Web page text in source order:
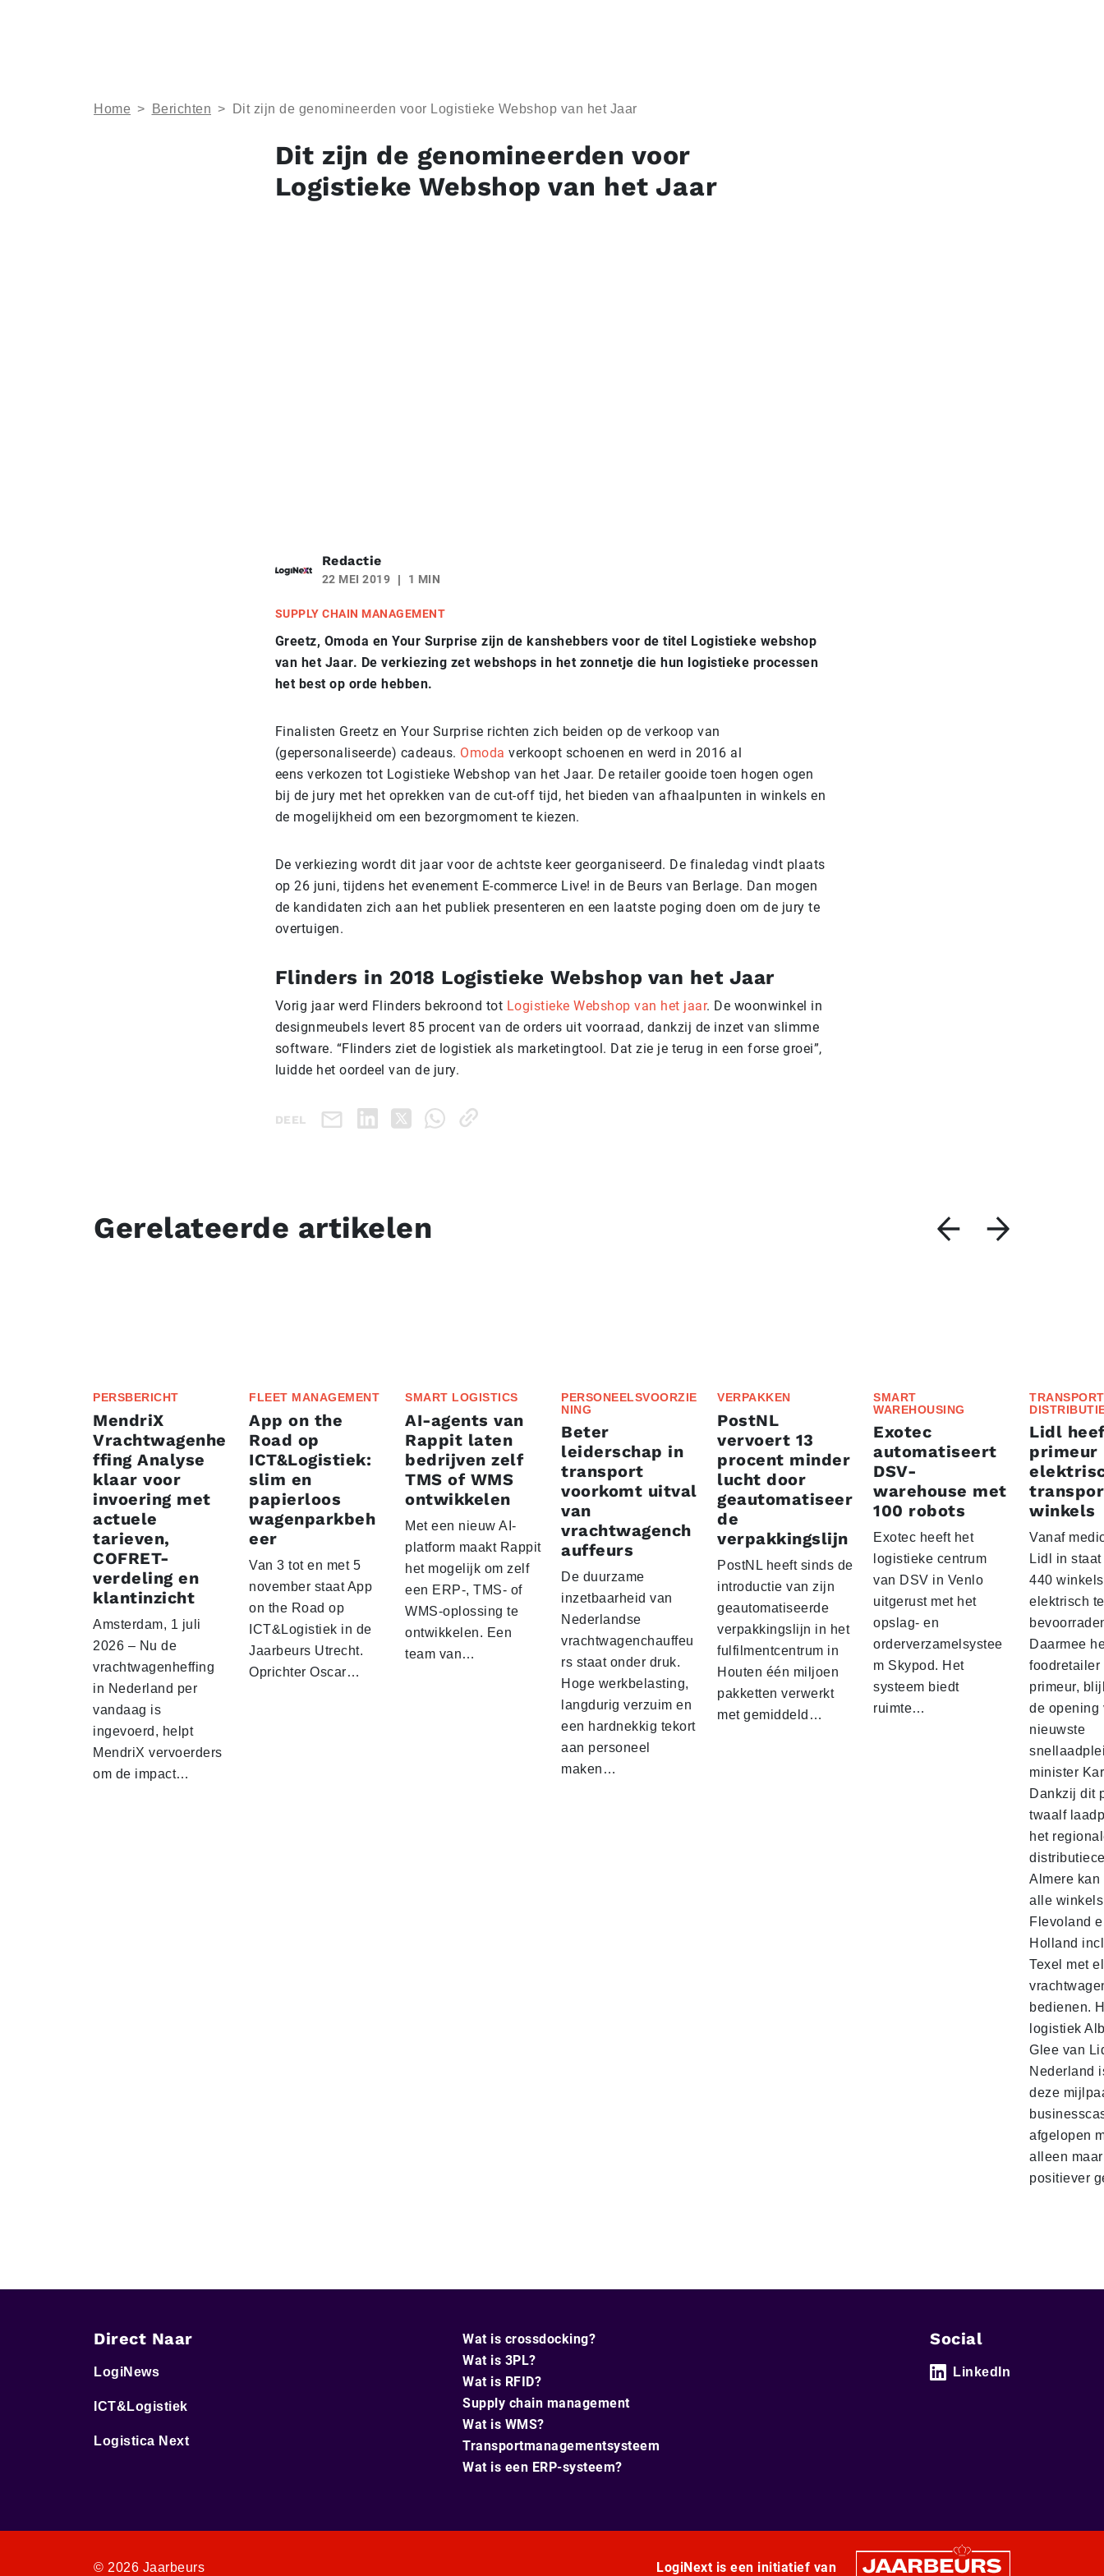
Home > Berichten > Dit zijn de genomineerden voor Logistieke Webshop van het Jaar
Dit zijn de genomineerden voor
Logistieke Webshop van het Jaar
Redactie
22 MEI 2019 1 MIN
SUPPLY CHAIN MANAGEMENT
Greetz, Omoda en Your Surprise zijn de kanshebbers voor de titel Logistieke webshop
van het Jaar. De verkiezing zet webshops in het zonnetje die hun logistieke processen
het best op orde hebben.
Finalisten Greetz en Your Surprise richten zich beiden op de verkoop van
(gepersonaliseerde) cadeaus. Omoda verkoopt schoenen en werd in 2016 al
eens verkozen tot Logistieke Webshop van het Jaar. De retailer gooide toen hogen ogen
bij de jury met het oprekken van de cut-off tijd, het bieden van afhaalpunten in winkels en
de mogelijkheid om een bezorgmoment te kiezen.
De verkiezing wordt dit jaar voor de achtste keer georganiseerd. De finaledag vindt plaats
op 26 juni, tijdens het evenement E-commerce Live! in de Beurs van Berlage. Dan mogen
de kandidaten zich aan het publiek presenteren en een laatste poging doen om de jury te
overtuigen.
Flinders in 2018 Logistieke Webshop van het Jaar
Vorig jaar werd Flinders bekroond tot Logistieke Webshop van het jaar. De woonwinkel in
designmeubels levert 85 procent van de orders uit voorraad, dankzij de inzet van slimme
software. “Flinders ziet de logistiek als marketingtool. Dat zie je terug in een forse groei”,
luidde het oordeel van de jury.
DEEL
Gerelateerde artikelen
PERSBERICHT
MendriX
Vrachtwagenhe
ffing Analyse
klaar voor
invoering met
actuele
tarieven,
COFRET-
verdeling en
klantinzicht
Amsterdam, 1 juli
2026 – Nu de
vrachtwagenheffing
in Nederland per
vandaag is
ingevoerd, helpt
MendriX vervoerders
om de impact…
FLEET MANAGEMENT
App on the
Road op
ICT&Logistiek:
slim en
papierloos
wagenparkbeh
eer
Van 3 tot en met 5
november staat App
on the Road op
ICT&Logistiek in de
Jaarbeurs Utrecht.
Oprichter Oscar…
SMART LOGISTICS
AI-agents van
Rappit laten
bedrijven zelf
TMS of WMS
ontwikkelen
Met een nieuw AI-
platform maakt Rappit
het mogelijk om zelf
een ERP-, TMS- of
WMS-oplossing te
ontwikkelen. Een
team van…
PERSONEELSVOORZIE
NING
Beter
leiderschap in
transport
voorkomt uitval
van
vrachtwagench
auffeurs
De duurzame
inzetbaarheid van
Nederlandse
vrachtwagenchauffeu
rs staat onder druk.
Hoge werkbelasting,
langdurig verzuim en
een hardnekkig tekort
aan personeel
maken…
VERPAKKEN
PostNL
vervoert 13
procent minder
lucht door
geautomatiseer
de
verpakkingslijn
PostNL heeft sinds de
introductie van zijn
geautomatiseerde
verpakkingslijn in het
fulfilmentcentrum in
Houten één miljoen
pakketten verwerkt
met gemiddeld…
SMART
WAREHOUSING
Exotec
automatiseert
DSV-
warehouse met
100 robots
Exotec heeft het
logistieke centrum
van DSV in Venlo
uitgerust met het
opslag- en
orderverzamelsystee
m Skypod. Het
systeem biedt
ruimte…
Lidl
primeur
winkels
Vanaf
Lidl in
440 winkels
elektrisch te
Daarmee
foodretailer
primeur,
de opening
nieuwste
minister
Dankzij dit
twaalf
het
Almere
alle
Flevoland
Holland
Texel met
bedienen.
logistiek
Glee van
Nederland
deze
afgelopen
alleen maar
positiever
Direct Naar
LogiNews
ICT&Logistiek
Logistica Next
Wat is crossdocking?
Wat is 3PL?
Wat is RFID?
Supply chain management
Wat is WMS?
Transportmanagementsysteem
Wat is een ERP-systeem?
Social
LinkedIn
© 2026 Jaarbeurs LogiNext is een initiatief van